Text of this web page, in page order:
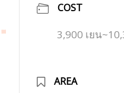
COST
3,900 เยน
AREA